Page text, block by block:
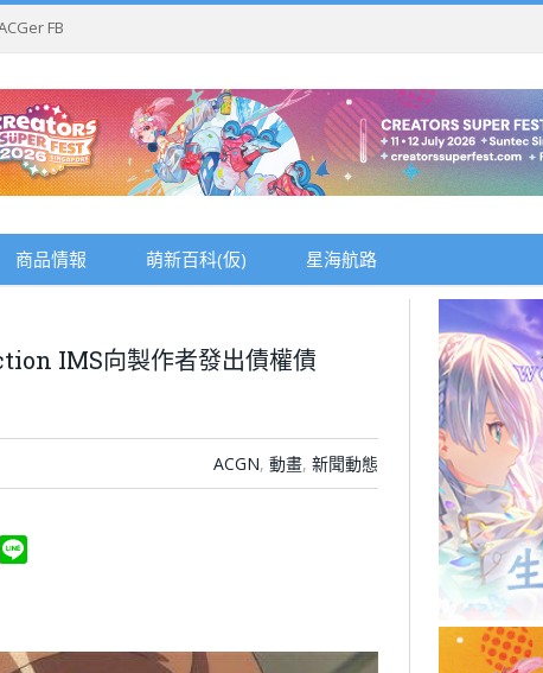
FB
商品情報 萌新百科(仮) 星海航路
IMS向製作者發出債權債
ACGN, 動畫, 新聞動態
Copy